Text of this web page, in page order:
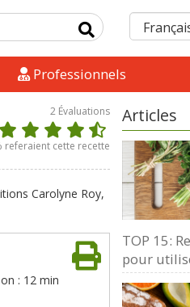
Professionnels
2 Évaluations
referaient cette recette
Carolyne Roy,
: 12 min
Articles
TOP 15:
pour